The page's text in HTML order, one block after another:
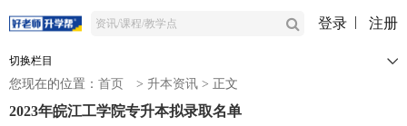
登录 注册
切换栏目
您现在的位置： 首页 > 升本资讯 > 正文
2023年皖江工学院专升本拟录取名单